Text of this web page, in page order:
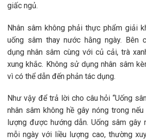
giấc ngủ.
Nhân sâm không phải thực phẩm giải
uống sâm thay nước hằng ngày. Bên
dụng nhân sâm cùng với củ cải, trà
xung khắc. Không sử dụng nhân sâm
vì có thể dẫn đến phản tác dụng.
Như vậy để trả lời cho câu hỏi “Uống
nhân sâm không hề gây nóng trong
lượng được hướng dẫn. Uống sâm gây
mỗi ngày với liều lượng cao, thường